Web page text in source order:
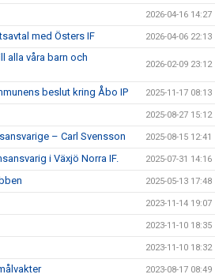
2026-04-16 14:27
med Östers IF 2026-04-06 22:13
alla våra barn och
2026-02-09 23:12
beslut kring Åbo IP 2025-11-17 08:13
2025-08-27 15:12
– Carl Svensson 2025-08-15 12:41
i Växjö Norra IF. 2025-07-31 14:16
2025-05-13 17:48
2023-11-14 19:07
2023-11-10 18:35
2023-11-10 18:32
2023-08-17 08:49